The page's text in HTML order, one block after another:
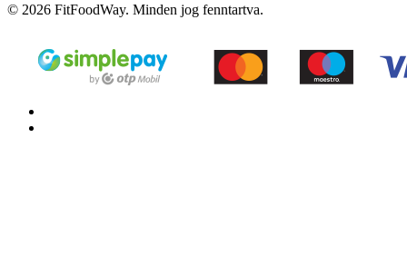
© 2026 FitFoodWay. Minden jog fenntartva.